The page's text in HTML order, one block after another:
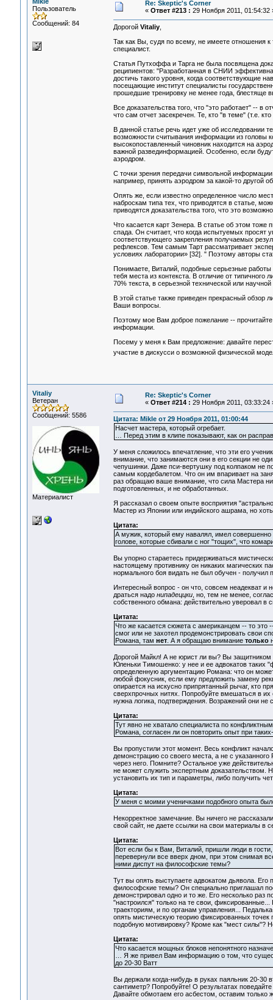
Пользователь
Сообщений: 84
Re: Skeptic's Corner
« Ответ #213 : 29 Ноября 2011, 01:54:32
Дорогой Vitaliy,
Так как Вы, судя по всему, не имеете отношения к
специалист.
Статья Путхоффа и Тарга не была посвящена
реципиентов: "Разработанная в СНИИ
достичь такого уровня, когда соответствующие
посещающие институт специалисты
прошедшие тренировку не менее года, блестяще
Все доказательства того, что "это работает" -- в
что сам отчет засекречен. Те, кто "в теме" (т.е.
В данной статье речь идет уже об исследовании
возможности считывания информации из головы
высокопоставленный чиновник находится на
важной развединформацией. Особенно, если
аэродром.
С точки зрения передачи символьной
например, принять аэродром за какой-то другой
Опять же, если известно определенное число
наброскам типа тех, что приводятся в статье,
приводятся доказательства того, что это
Что касается карт Зенера. В статье об этом
спада. Он считает, что когда испытуемых
соответствующего закрепления получаемых
рефлексов. Тем самым Тарт рассматривает
условиях лаборатории» [32]. " Поэтому авторы
Понимаете, Виталий, подобные серьезные работы
тебя места из контекста. В отличие от типичного
70% текста, в серьезной технической или
В этой статье также приведен прекрасный
Ваши вопросы.
Поэтому мое Вам доброе пожелание --
информации.
Посему у меня к Вам предложение: давайте
участие в дискусси о возможной физической
Vitaliy
Ветеран
Сообщений: 5586
Материалист
Re: Skeptic's Corner
« Ответ #214 : 29 Ноября 2011, 03:33:24
Цитата: Mikle от 29 Ноября 2011, 01:00:44
Насчет мастера, который огребает.
… Перед этим в клипе показывают, как он
У меня сложилось впечатление, что эти его
внимание, что занимаются они в его секции не
чепушинки. Даже пси-вертушку под колпаком не
самым кордебалетом. Что он им впаривает на
раз обращаю ваше внимание, что сила Мастера
подготовленных, и не обработанных.
Я рассказал о своем опыте восприятия
Мастер из Японии или индийского ашрама, но
Цитата:
А мужик, который ему навалял, имел совершенно
голове, которые сбивали с ног "тощих", что
Вы упорно стараетесь придерживаться
настоящему противнику он никаких магических
нормального боя видать не был обучен - получил
Интересный вопрос - он что, совсем неадекват и
драться надо нипадеццки, но, тем не менее,
собственного обмана: действительно уверовал
Цитата:
Что же касается сюжета с американцем -- то это
смог или не захотел продемонстрировать свои
Романа, там нет. А я обращаю внимание только
Дорогой Майкл! А не юрист ли вы? Вы
Юленьки Тимошенко: у нее и ее адвокатов таких
определенную аргументацию Романа: что он
любой фокусник, если ему предложить замену
опирается на искусно припрятанный рычаг, кто
сверхпрочных нитях. Попробуйте вмешаться в
нужна логика, подтверждения. Возражений они не
Цитата:
Тут явно не хватало специалиста по
Романа, согласен ли он повторить опыт при
Вы пропустили этот момент. Весь конфликт
демонстрацию со своего места, а не с
через него. Помните? Остальное уже
не может служить экспертным доказательством.
установить их тип и параметры, либо получить
Цитата:
У меня с моими ученичками подобного опыта
Некорректное замечание. Вы ничего не
свой сайт, не даете ссылки на свои материалы в
Цитата:
Вот если бы к Вам, Виталий, пришли люди в
перевернули все вверх дном, при этом снимая
ними диспут на философские темы?
Тут вы опять выступаете адвокатом дьявола.
философские темы? Он специально приглашал
демонстрировал одно и то же. Его несколько раз
"настроился" только на те свои,
траекториям, и по органам управления...
опять мистическую теорию фиксированных точек
подобную мотивировку? Кроме как "мест силы"?
Цитата:
Что касается мощных блоков непонятного
… Я же привел Вам информацию о том, что
до 20-30 Ватт
Вы держали когда-нибудь в руках паяльник 20-
сантиметр? Попробуйте! О результатах
Давайте обмотаем его асбестом, оставим